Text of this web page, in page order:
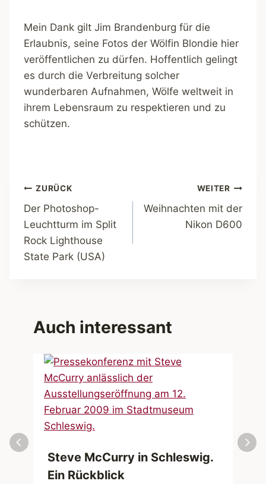
Mein Dank gilt Jim Brandenburg für die
Erlaubnis, seine Fotos der Wölfin Blondie hier
veröffentlichen zu dürfen. Hoffentlich gelingt
es durch die Verbreitung solcher
wunderbaren Aufnahmen, Wölfe weltweit in
ihrem Lebensraum zu respektieren und zu
schützen.
Beitragsnavigation
ZURÜCK
Der Photoshop-
Leuchtturm im Split
Rock Lighthouse
State Park (USA)
WEITER
Weihnachten mit der
Nikon D600
Auch interessant
Steve McCurry in Schleswig.
Ein Rückblick